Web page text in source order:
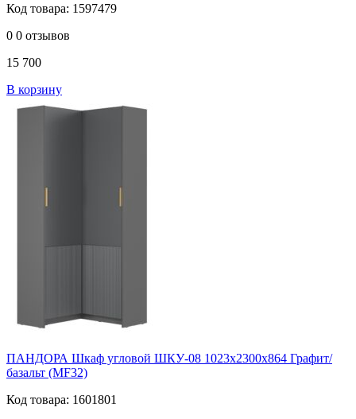
Код товара: 1597479
0 0 отзывов
15 700
В корзину
ПАНДОРА Шкаф угловой ШКУ-08 1023х2300х864 Графит/
базальт (MF32)
Код товара: 1601801